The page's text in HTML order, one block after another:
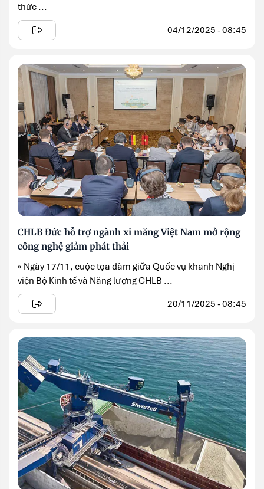
thức ...
04/12/2025 - 08:45
CHLB Đức hỗ trợ ngành xi măng Việt Nam mở rộng
công nghệ giảm phát thải
» Ngày 17/11, cuộc tọa đàm giữa Quốc vụ khanh Nghị
viện Bộ Kinh tế và Năng lượng CHLB ...
20/11/2025 - 08:45